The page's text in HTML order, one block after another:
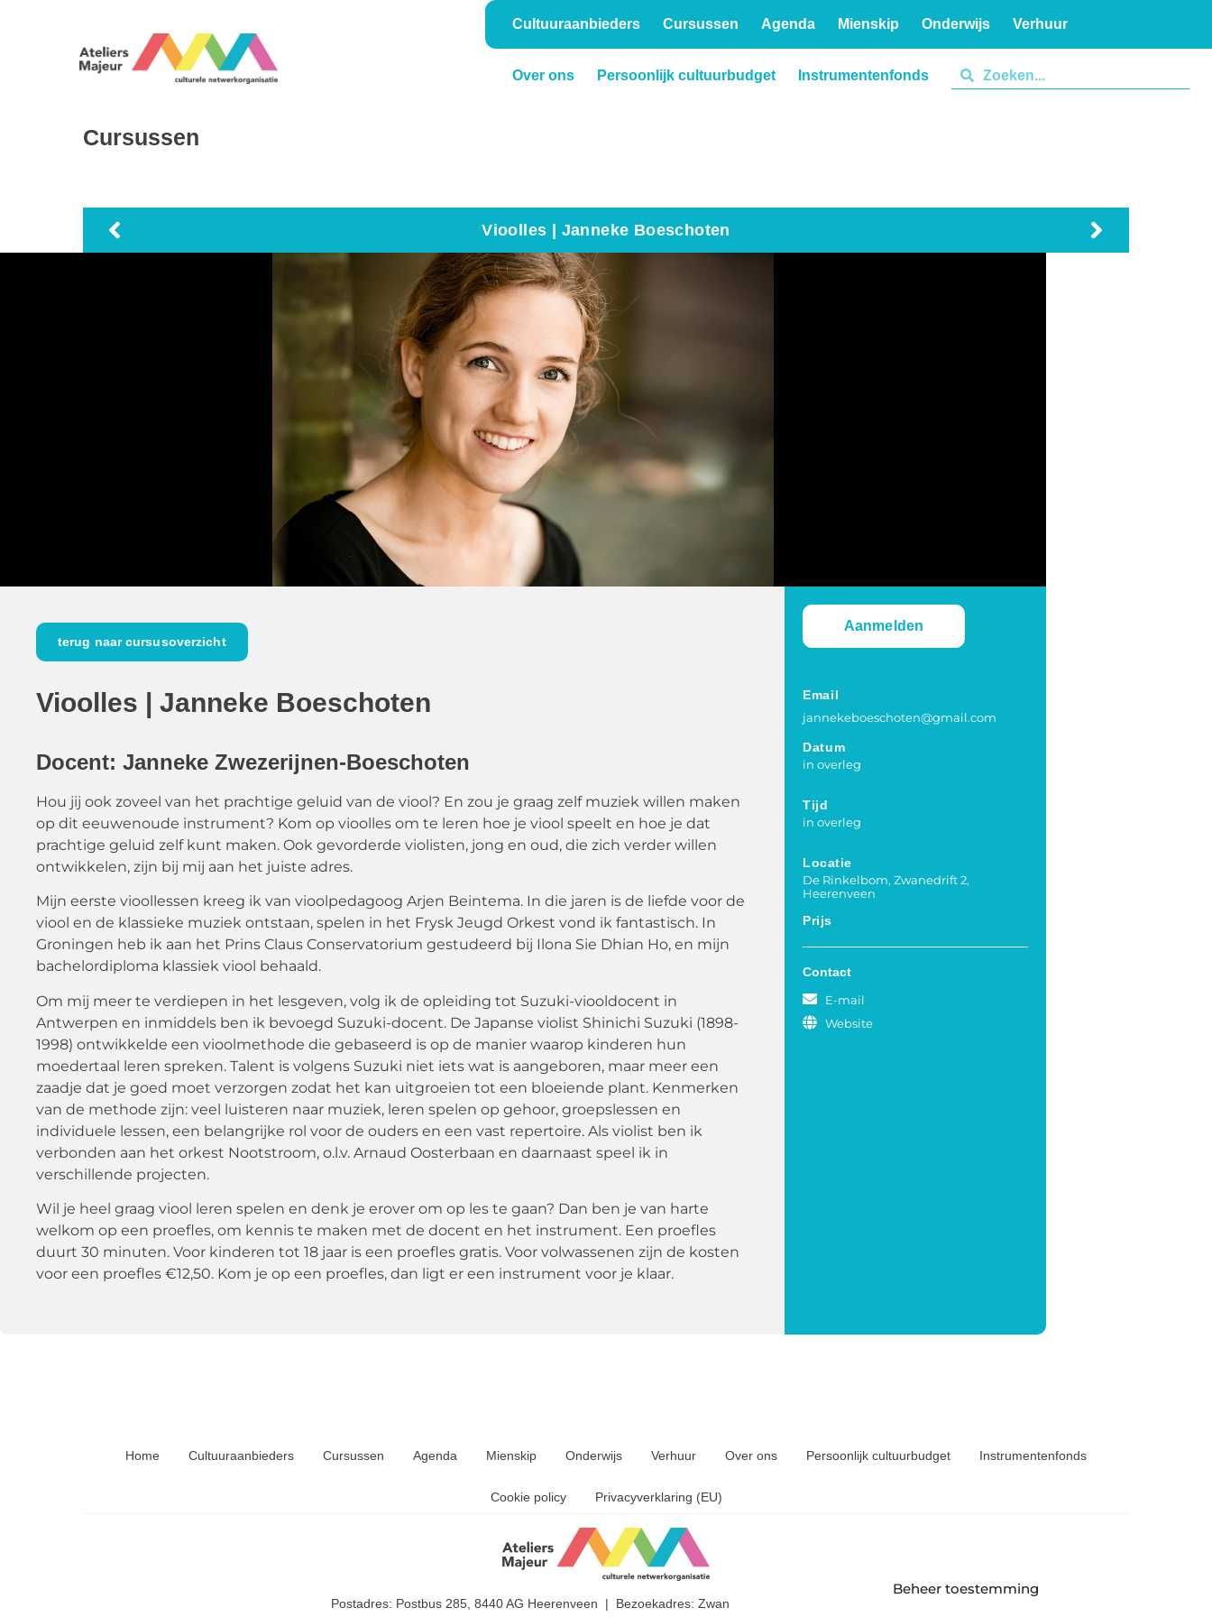
Beheer toestemming
Cultuuraanbieders Cursussen Agenda Mienskip Onderwijs Verhuur
Over ons Persoonlijk cultuurbudget
Instrumentenfonds
Cursussen
Vioolles | Janneke Boeschoten
terug naar cursusoverzicht
Vioolles | Janneke Boeschoten
Docent: Janneke Zwezerijnen-Boeschoten
Hou jij ook zoveel van het prachtige geluid van de viool? En zou je graag zelf muziek willen maken
op dit eeuwenoude instrument? Kom op vioolles om te leren hoe je viool speelt en hoe je dat
prachtige geluid zelf kunt maken. Ook gevorderde violisten, jong en oud, die zich verder willen
ontwikkelen, zijn bij mij aan het juiste adres.
Mijn eerste vioollessen kreeg ik van vioolpedagoog Arjen Beintema. In die jaren is de liefde voor de
viool en de klassieke muziek ontstaan, spelen in het Frysk Jeugd Orkest vond ik fantastisch. In
Groningen heb ik aan het Prins Claus Conservatorium gestudeerd bij Ilona Sie Dhian Ho, en mijn
bachelordiploma klassiek viool behaald.
Om mij meer te verdiepen in het lesgeven, volg ik de opleiding tot Suzuki-viooldocent in
Antwerpen en inmiddels ben ik bevoegd Suzuki-docent. De Japanse violist Shinichi Suzuki (1898-
1998) ontwikkelde een vioolmethode die gebaseerd is op de manier waarop kinderen hun
moedertaal leren spreken. Talent is volgens Suzuki niet iets wat is aangeboren, maar meer een
zaadje dat je goed moet verzorgen zodat het kan uitgroeien tot een bloeiende plant. Kenmerken
van de methode zijn: veel luisteren naar muziek, leren spelen op gehoor, groepslessen en
individuele lessen, een belangrijke rol voor de ouders en een vast repertoire. Als violist ben ik
verbonden aan het orkest Nootstroom, o.l.v. Arnaud Oosterbaan en daarnaast speel ik in
verschillende projecten.
Wil je heel graag viool leren spelen en denk je erover om op les te gaan? Dan ben je van harte
welkom op een proefles, om kennis te maken met de docent en het instrument. Een proefles
duurt 30 minuten. Voor kinderen tot 18 jaar is een proefles gratis. Voor volwassenen zijn de kosten
voor een proefles €12,50. Kom je op een proefles, dan ligt er een instrument voor je klaar.
Aanmelden
Email
jannekeboeschoten@gmail.com
Datum
in overleg
Tijd
in overleg
Locatie
De Rinkelbom, Zwanedrift 2,
Heerenveen
Prijs
Contact
E-mail
Website
Home Cultuuraanbieders Cursussen Agenda Mienskip Onderwijs Verhuur Over ons Persoonlijk cultuurbudget Instrumentenfonds
Cookie policy Privacyverklaring (EU)
Postadres: Postbus 285, 8440 AG Heerenveen | Bezoekadres: Zwanedrift 2, 8446 KS Heerenveen